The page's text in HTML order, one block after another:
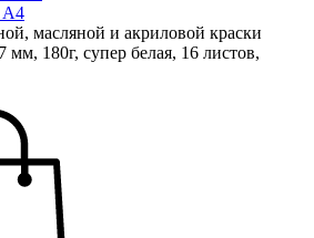
А4
масляной и акриловой краски
мм, 180г, супер белая, 16 листов,